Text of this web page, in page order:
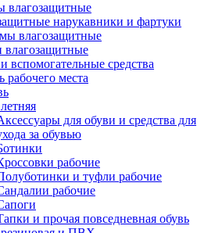
влагозащитные
нарукавники и фартуки
влагозащитные
вспомогательные средства
рабочего места
для обуви и средства для
за обувью
рабочие
и туфли рабочие
рабочие
и прочая повседневная обувь